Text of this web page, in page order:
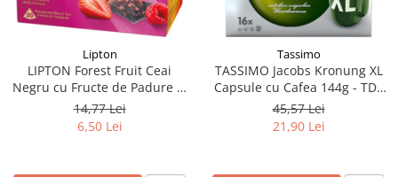
Lipton
LIPTON Forest Fruit Ceai
Negru cu Fructe de Padure si
Capsuni Piramide 20x2.1g
(TDV 30.08.2026)
14,77 Lei
6,50 Lei
Tassimo
TASSIMO Jacobs Kronung XL
Capsule cu Cafea 144g - TDV
11.08.2026
45,57 Lei
21,90 Lei